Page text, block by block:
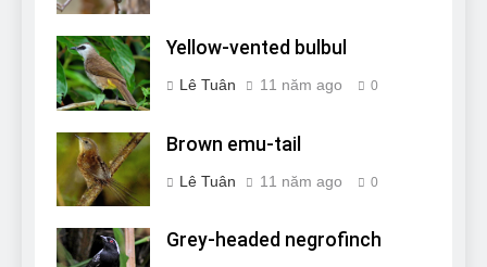
Yellow-vented bulbul
Lê Tuân 11 năm ago 0
Brown emu-tail
Lê Tuân 11 năm ago 0
Grey-headed negrofinch